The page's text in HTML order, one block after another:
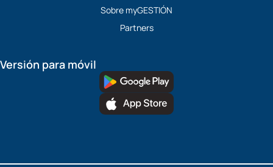
Sobre myGESTIÓN
Partners
Versión para móvil